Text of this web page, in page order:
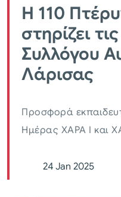
Η 110
στηρίζει
Συλλόγου
Λάρισας
Προσφορά
Ημέρας ΧΑΡΑ Ι και
24 Jan 2025